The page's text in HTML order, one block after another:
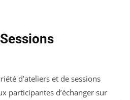
d’ateliers et de sessions
participantes d’échanger sur